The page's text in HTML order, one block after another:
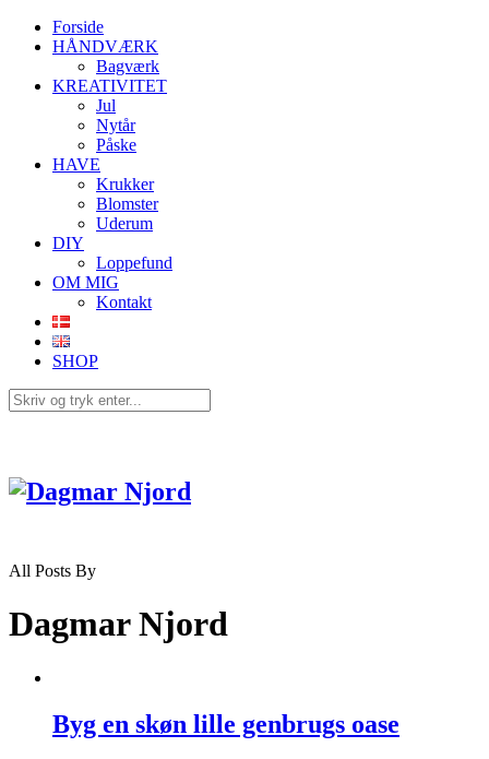
Forside
HÅNDVÆRK
Bagværk
KREATIVITET
Jul
Nytår
Påske
HAVE
Krukker
Blomster
Uderum
DIY
Loppefund
OM MIG
Kontakt
SHOP
All Posts By
Dagmar Njord
Byg en skøn lille genbrugs oase